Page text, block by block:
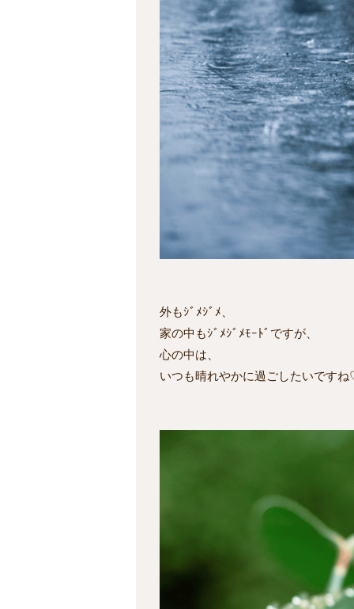
外もｼﾞﾒｼﾞﾒ、
家の中もｼﾞﾒｼﾞﾒﾓｰﾄﾞですが、
心の中は、
いつも晴れやかに過ごしたいです